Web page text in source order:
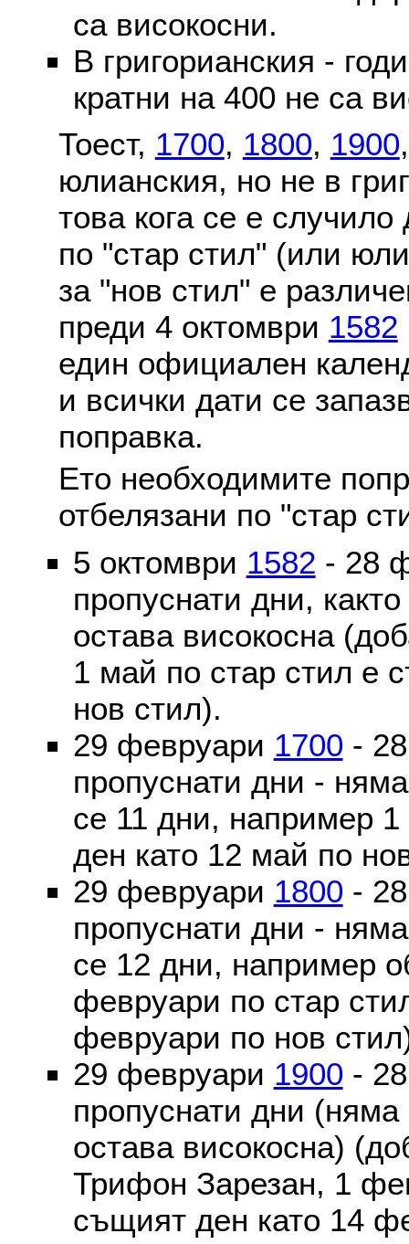
са високосни.
В григорианския -
кратни на 400 не са
Тоест, 1700, 1800, 1900
юлианския, но не в
това кога се е
по "стар стил" (или
за "нов стил" е
преди 4 октомври 1582
един официален
и всички дати се
поправка.
Ето необходимите
отбелязани по "стар
5 октомври 1582 - 28
пропуснати дни,
остава високосна
1 май по стар стил е
нов стил).
29 февруари 1700 -
пропуснати дни -
се 11 дни, например
ден като 12 май по
29 февруари 1800 -
пропуснати дни -
се 12 дни, например
февруари по стар
февруари по нов
29 февруари 1900 -
пропуснати дни
остава високосна)
Трифон Зарезан, 1
същият ден като 14